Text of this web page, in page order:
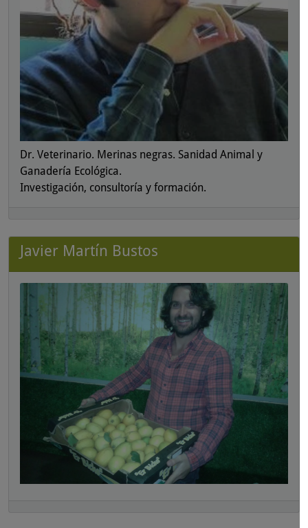
Dr. Veterinario. Merinas negras. Sanidad Animal y
Ganadería Ecológica.
Investigación, consultoría y formación.
Javier Martín Bustos